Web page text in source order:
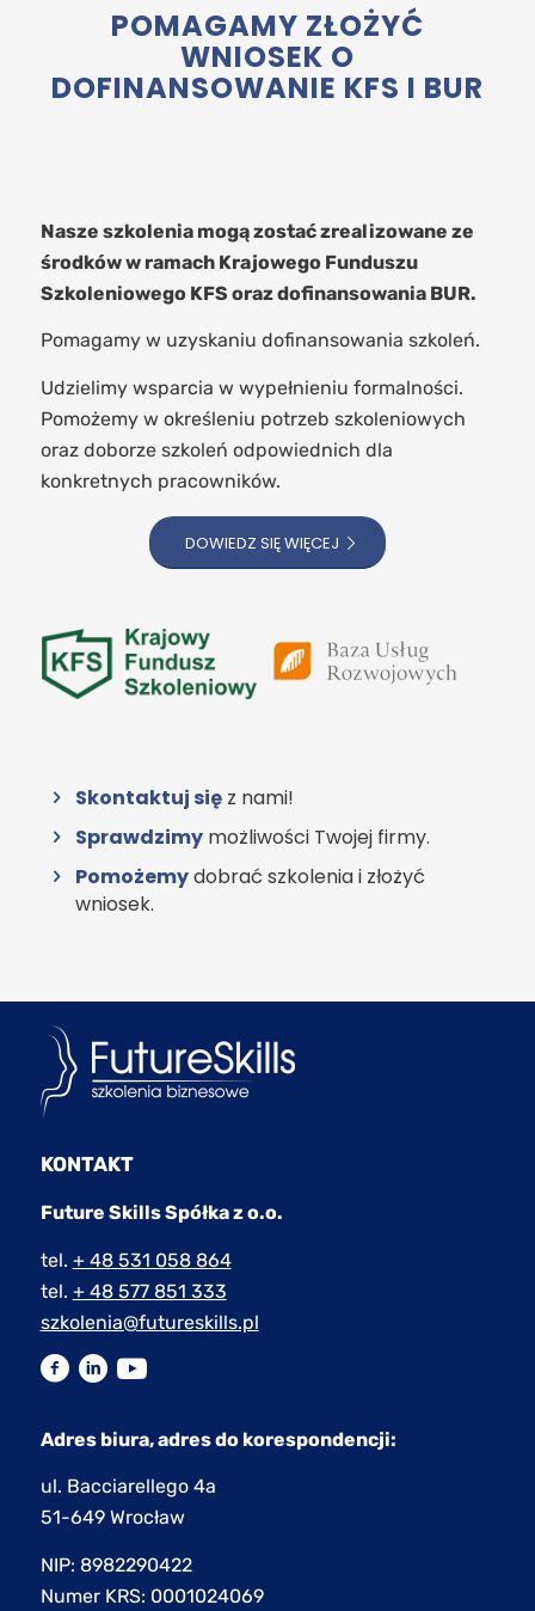
POMAGAMY ZŁOŻYĆ
WNIOSEK O
DOFINANSOWANIE KFS I BUR
Nasze szkolenia mogą zostać zrealizowane ze
środków w ramach Krajowego Funduszu
Szkoleniowego KFS oraz dofinansowania BUR.
Pomagamy w uzyskaniu dofinansowania szkoleń.
Udzielimy wsparcia w wypełnieniu formalności.
Pomożemy w określeniu potrzeb szkoleniowych
oraz doborze szkoleń odpowiednich dla
konkretnych pracowników.
DOWIEDZ SIĘ WIĘCEJ
Skontaktuj sięz nami!
Sprawdzimymożliwości Twojej firmy.
Pomożemydobrać szkolenia i złożyć
wniosek.
KONTAKT
Future Skills Spółka z o.o.
tel. + 48 531 058 864
tel. + 48 577 851 333
szkolenia@futureskills.pl
Adres biura, adres do korespondencji:
ul. Bacciarellego 4a
51-649 Wrocław
NIP: 8982290422
Numer KRS: 0001024069